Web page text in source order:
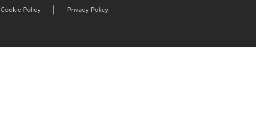
Cookie Policy Privacy Policy